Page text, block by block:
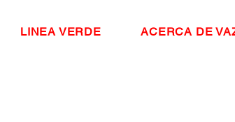
LINEA VERDE ACERCA DE